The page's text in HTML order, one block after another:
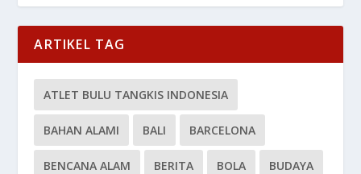
ARTIKEL TAG
ATLET BULU TANGKIS INDONESIA
BAHAN ALAMI BALI BARCELONA
BENCANA ALAM BERITA BOLA BUDAYA